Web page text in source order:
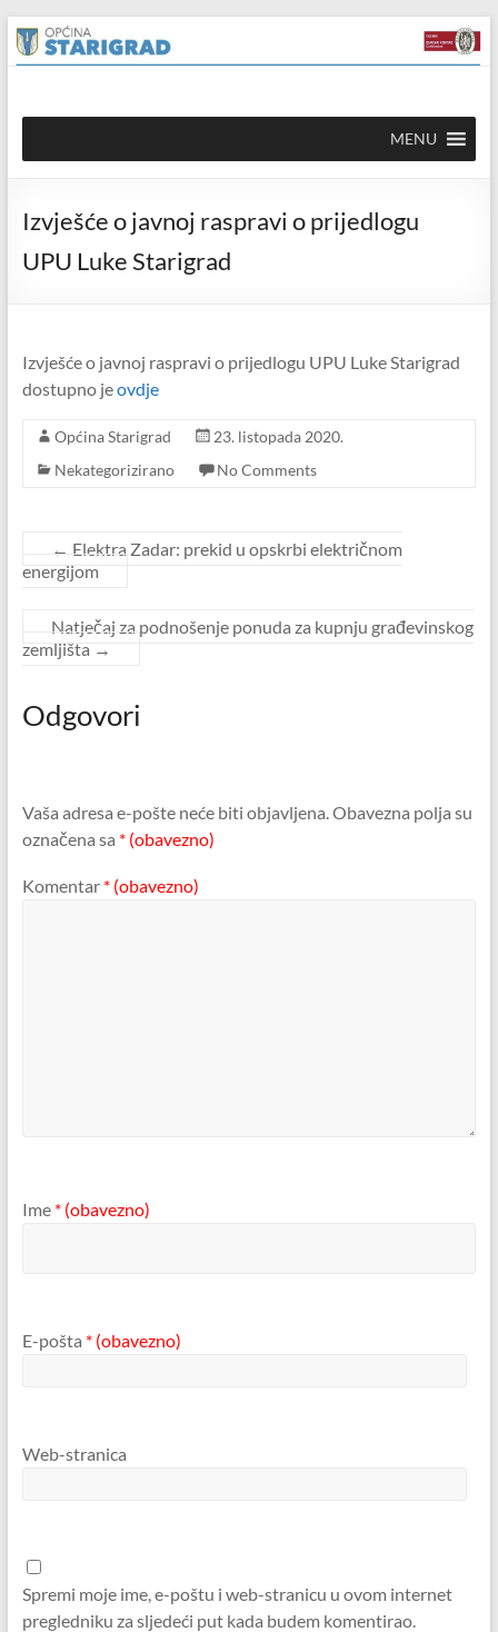
content
Skip
to
content
Općina
Starigrad
mrežna
stranica
MENU
Izvješće o javnoj raspravi o prijedlogu
UPU Luke Starigrad
Izvješće o javnoj raspravi o prijedlogu UPU Luke Starigrad
dostupno jeovdje
Općina Starigrad
23. listopada 2020.
Nekategorizirano
No Comments
← Elektra Zadar: prekid u opskrbi električnom
energijom
Natječaj za podnošenje ponuda za kupnju građevinskog
zemljišta →
Odgovori
Vaša adresa e-pošte neće biti objavljena.Obavezna polja su
označena sa * (obavezno)
Komentar * (obavezno)
Ime * (obavezno)
E-pošta * (obavezno)
Web-stranica
Spremi moje ime, e-poštu i web-stranicu u ovom internet
pregledniku za sljedeći put kada budem komentirao.